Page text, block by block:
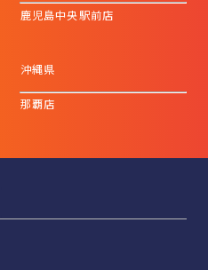
鹿児島中央駅前店
沖縄県
那覇店